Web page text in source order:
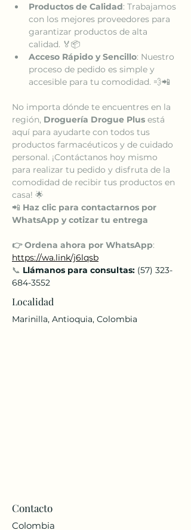
Productos de Calidad: Trabajamos
con los mejores proveedores para
garantizar productos de alta
calidad. 🏅📦
Acceso Rápido y Sencillo: Nuestro
proceso de pedido es simple y
accesible para tu comodidad. 💨📲
No importa dónde te encuentres en la
región, Droguería Drogue Plus está
aquí para ayudarte con todos tus
productos farmacéuticos y de cuidado
personal. ¡Contáctanos hoy mismo
para realizar tu pedido y disfruta de la
comodidad de recibir tus productos en
casa! 🌟
📲 Haz clic para contactarnos por
WhatsApp y cotizar tu entrega
👉 Ordena ahora por WhatsApp:
https://wa.link/j6lqsb
📞 Llámanos para consultas: (57) 323-
684-3552
Localidad
Marinilla, Antioquia, Colombia
Contacto
Colombia